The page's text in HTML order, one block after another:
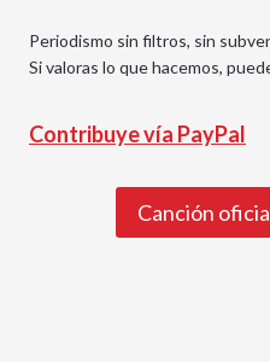
Periodismo sin filtros, sin
Si valoras lo que hacemos,
Contribuye vía PayPal
Canción